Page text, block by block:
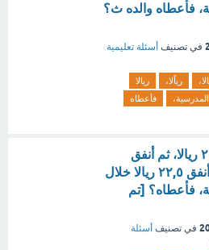
فأعطاه والده ث؟
في تصنيف أسئلة تعليمية
رياًلا،
ريالا
المدرسية،
فأعطاه
أنفق ماجد ٢٠,٢٥ ريالا، ثم أنفق
٢٥,٧٥ رياًلا، ثم أنفق ٢٢,٥ ريالا خلال
فأعطاه؟ [تم
في تصنيف أسئلة